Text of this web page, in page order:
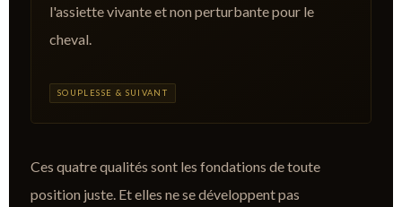
l'assiette vivante et non perturbante pour le
cheval.
SOUPLESSE & SUIVANT
Ces quatre qualités sont les fondations de toute
position juste. Et elles ne se développent pas